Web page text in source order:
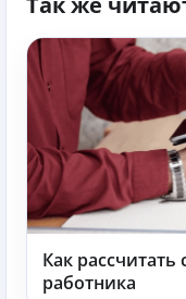
Как
работника